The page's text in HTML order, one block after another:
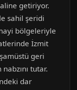
getiriyor.
sahil şeridi
bölgeleriyle
İzmit
geri
tutar.
dar